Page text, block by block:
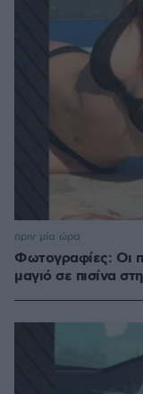
Φωτογραφίες: Οι
μαγιό σε πισίνα
πριν μία ώρα